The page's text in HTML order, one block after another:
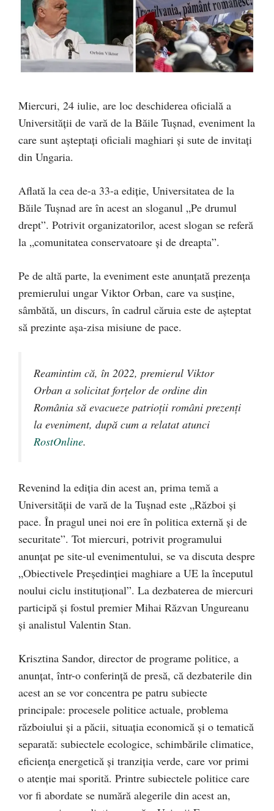
Miercuri, 24 iulie, are loc deschiderea oficială a
Universității de vară de la Băile Tușnad, eveniment la
care sunt așteptați oficiali maghiari și sute de invitați
din Ungaria.
Aflată la cea de-a 33-a ediție, Universitatea de la
Băile Tușnad are în acest an sloganul „Pe drumul
drept”. Potrivit organizatorilor, acest slogan se referă
la „comunitatea conservatoare și de dreapta”.
Pe de altă parte, la eveniment este anunțată prezența
premierului ungar Viktor Orban, care va susține,
sâmbătă, un discurs, în cadrul căruia este de așteptat
să prezinte așa-zisa misiune de pace.
Reamintim că, în 2022, premierul Viktor
Orban a solicitat forțelor de ordine din
România să evacueze patrioții români prezenți
la eveniment, după cum a relatat atunci
RostOnline.
Revenind la ediția din acest an, prima temă a
Universității de vară de la Tușnad este „Război și
pace. În pragul unei noi ere în politica externă și de
securitate”. Tot miercuri, potrivit programului
anunțat pe site-ul evenimentului, se va discuta despre
„Obiectivele Președinției maghiare a UE la începutul
noului ciclu instituțional”. La dezbaterea de miercuri
participă și fostul premier Mihai Răzvan Ungureanu
și analistul Valentin Stan.
Krisztina Sandor, director de programe politice, a
anunțat, într-o conferință de presă, că dezbaterile din
acest an se vor concentra pe patru subiecte
principale: procesele politice actuale, problema
războiului şi a păcii, situaţia economică şi o tematică
separată: subiectele ecologice, schimbările climatice,
eficienţa energetică şi tranziţia verde, care vor primi
o atenţie mai sporită. Printre subiectele politice care
vor fi abordate se numără alegerile din acest an,